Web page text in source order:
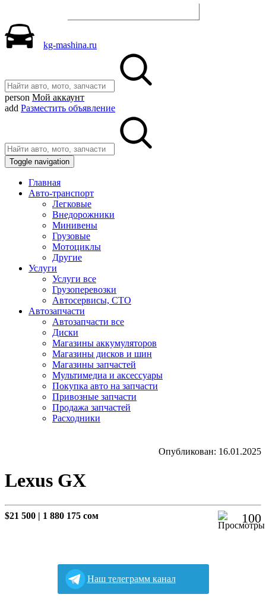
kg-mashina.ru
person Мой аккаунт
add Разместить объявление
Toggle navigation
Главная
Авто-транспорт
Легковые
Внедорожники
Минивены
Грузовые
Мотоциклы
Другие
Услуги
Услуги все
Грузоперевозки
Автосервисы, СТО
Автозапчасти
Автозапчасти все
Диски
Магазины аккумуляторов
Магазины дисков и шин
Магазины запчастей
Мультимедиа и аксессуары
Покупка авто на запчасти
Привозные запчасти
Продажа запчастей
Расходники
Опубликован: 16.01.2025
Lexus GX
$21 500 | 1 880 175 сом 100
Наш телеграмм канал